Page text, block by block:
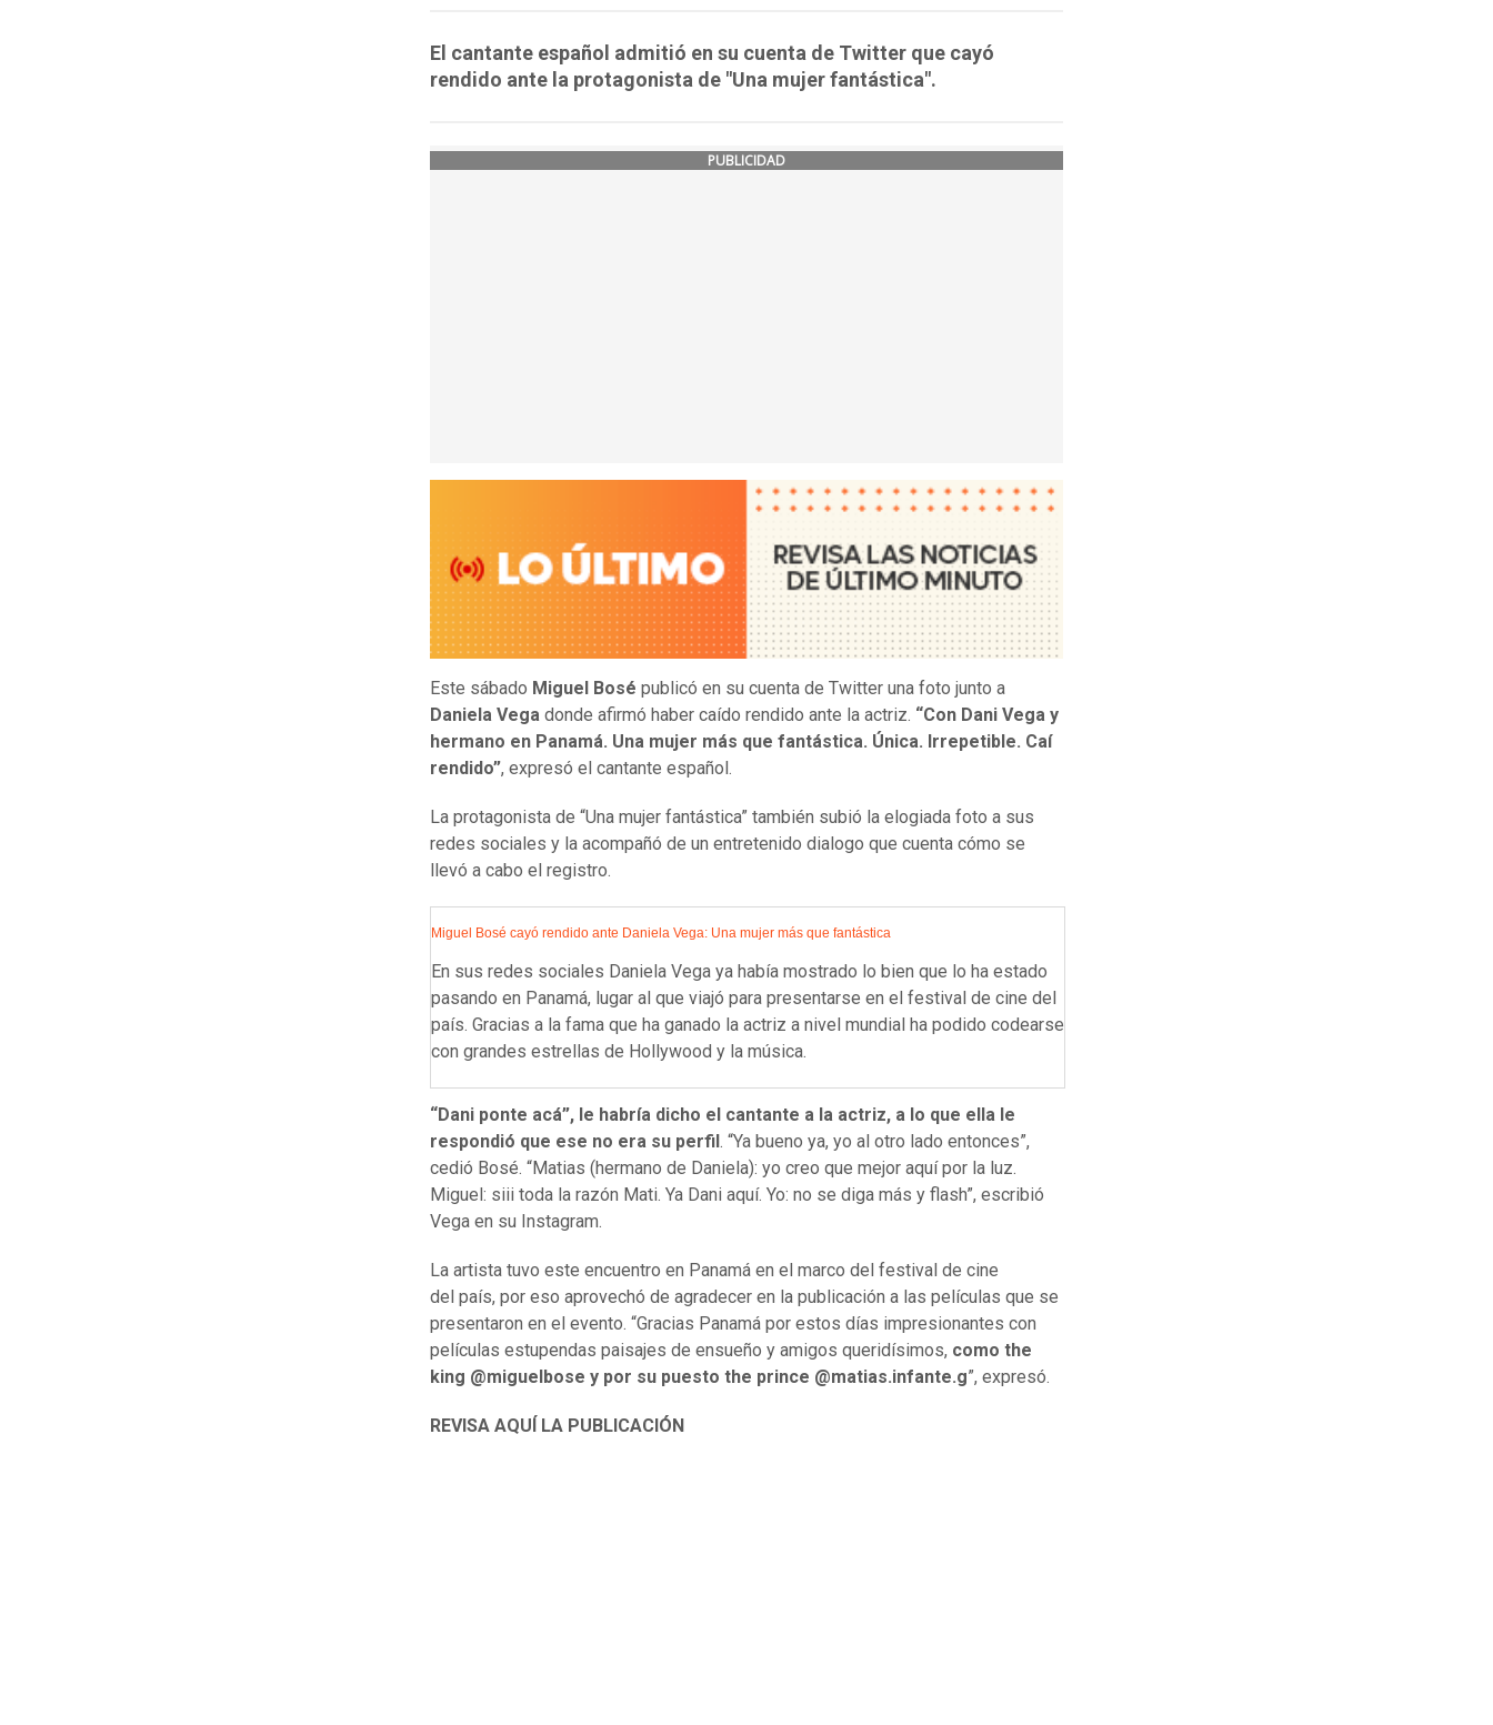
El cantante español admitió en su cuenta de Twitter que cayó
rendido ante la protagonista de "Una mujer fantástica".
PUBLICIDAD
Este sábado Miguel Bosé publicó en su cuenta de Twitter una foto junto a
Daniela Vega donde afirmó haber caído rendido ante la actriz. “Con Dani Vega y
hermano en Panamá. Una mujer más que fantástica. Única. Irrepetible. Caí
rendido”, expresó el cantante español.
La protagonista de “Una mujer fantástica” también subió la elogiada foto a sus
redes sociales y la acompañó de un entretenido dialogo que cuenta cómo se
llevó a cabo el registro.
Miguel Bosé cayó rendido ante Daniela Vega: Una mujer más que fantástica
En sus redes sociales Daniela Vega ya había mostrado lo bien que lo ha estado
pasando en Panamá, lugar al que viajó para presentarse en el festival de cine del
país. Gracias a la fama que ha ganado la actriz a nivel mundial ha podido codearse
con grandes estrellas de Hollywood y la música.
“Dani ponte acá”, le habría dicho el cantante a la actriz, a lo que ella le
respondió que ese no era su perfil . “Ya bueno ya, yo al otro lado entonces”,
cedió Bosé. “Matias (hermano de Daniela): yo creo que mejor aquí por la luz.
Miguel: siii toda la razón Mati. Ya Dani aquí. Yo: no se diga más y flash”, escribió
Vega en su Instagram.
La artista tuvo este encuentro en Panamá en el marco del festival de cine
del país, por eso aprovechó de agradecer en la publicación a las películas que se
presentaron en el evento. “Gracias Panamá por estos días impresionantes con
películas estupendas paisajes de ensueño y amigos queridísimos, como the
king @miguelbose y por su puesto the prince @matias.infante.g”, expresó.
REVISA AQUÍ LA PUBLICACIÓN